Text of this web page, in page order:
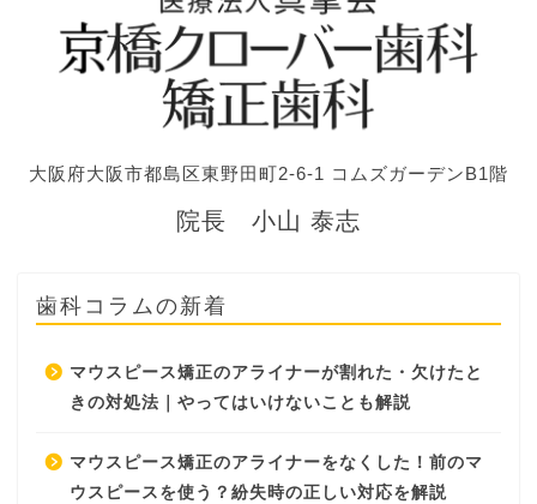
大阪府大阪市都島区東野田町2-6-1 コムズガーデンB1階
院長 小山 泰志
歯科コラムの新着
マウスピース矯正のアライナーが割れた・欠けたと
きの対処法｜やってはいけないことも解説
マウスピース矯正のアライナーをなくした！前のマ
ウスピースを使う？紛失時の正しい対応を解説